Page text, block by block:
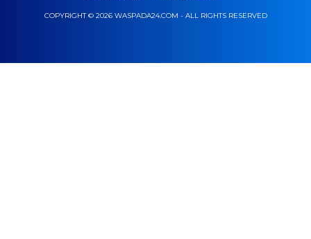
COPYRIGHT © 2026 WASPADA24.COM - ALL RIGHTS RESERVED